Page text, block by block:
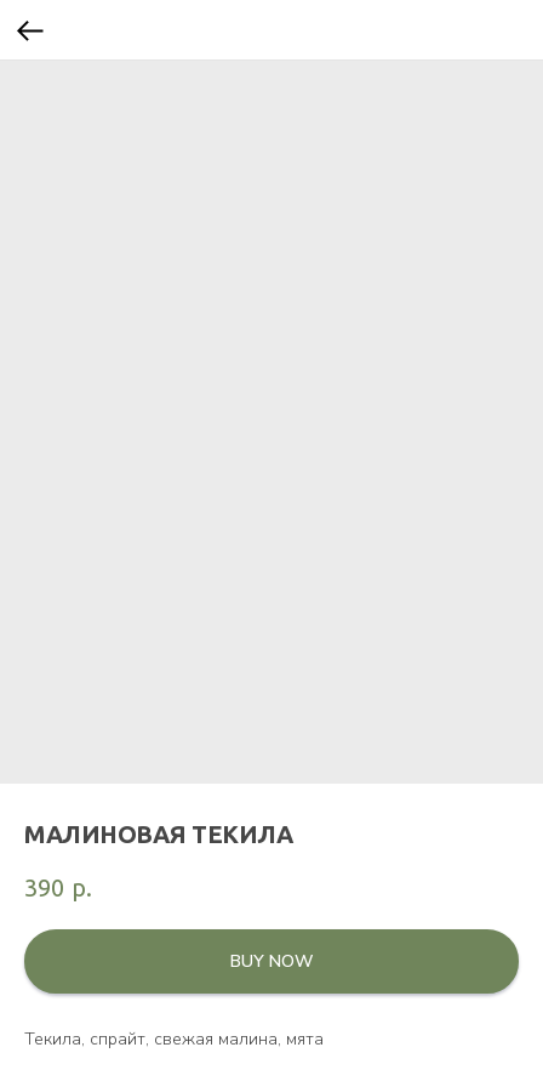
МАЛИНОВАЯ ТЕКИЛА
390 р.
BUY NOW
Текила, спрайт, свежая малина, мята